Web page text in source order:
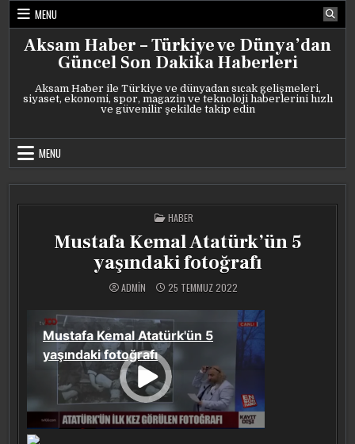
Skip
content
MENU
Aksam Haber – Türkiye ve Dünya’dan
Güncel Son Dakika Haberleri
Aksam Haber ile Türkiye ve dünyadan sıcak gelişmeleri,
siyaset, ekonomi, spor, magazin ve teknoloji haberlerini hızlı
ve güvenilir şekilde takip edin
MENU
POSTED
IN
HABER
Mustafa Kemal Atatürk’ün 5
yaşındaki fotoğrafı
ADMIN 25 TEMMUZ 2022